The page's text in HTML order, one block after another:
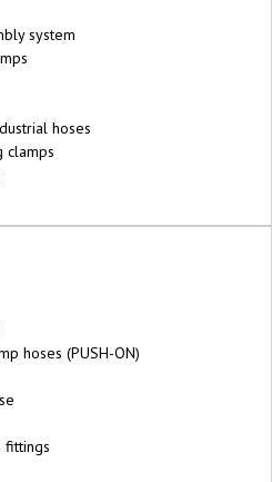
system
hoses
clamps
hoses (PUSH-ON)
fittings